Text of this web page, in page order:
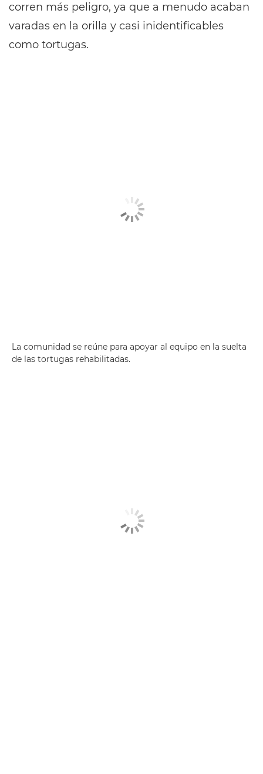
corren más peligro, ya que a menudo acaban
varadas en la orilla y casi inidentificables
como tortugas.
La comunidad se reúne para apoyar al equipo en la suelta
de las tortugas rehabilitadas.